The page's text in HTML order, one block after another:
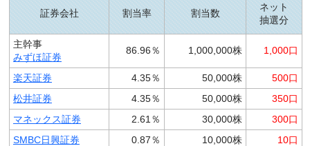
証券会社 割当率 割当数
ネット
抽選分
主幹事
みずほ証券
86.96％ 1,000,000株 1,000口
楽天証券 4.35％ 50,000株
500口
松井証券
4.35％ 50,000株
350口
マネックス証券
2.61％ 30,000株
300口
SMBC日興証券
0.87％ 10,000株
10口